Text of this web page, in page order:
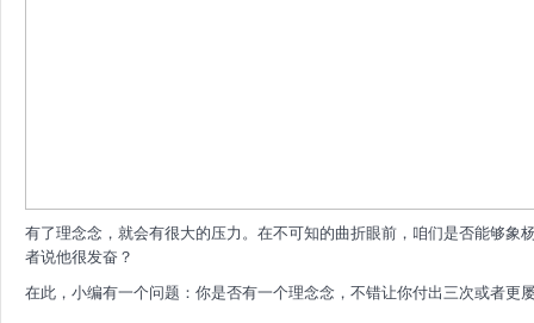
有了理念念，就会有很大的压力。在不可知的曲折眼前，咱们是否能够象
者说他很发奋？
在此，小编有一个问题：你是否有一个理念念，不错让你付出三次或者更